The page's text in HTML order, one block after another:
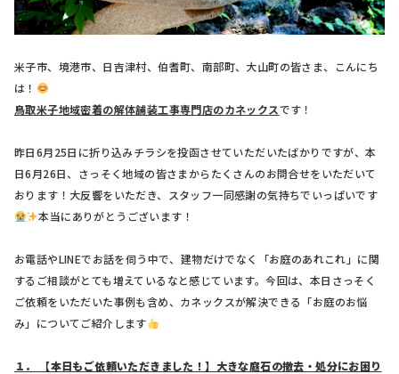
米子市、境港市、日吉津村、伯耆町、南部町、大山町の皆さま、こんにち
は！
鳥取米子地域密着の解体舗装工事専門店のカネックスです！
昨日6月25日に折り込みチラシを投函させていただいたばかりですが、本
日6月26日、さっそく地域の皆さまからたくさんのお問合せをいただいて
おります！大反響をいただき、スタッフ一同感謝の気持ちでいっぱいです
本当にありがとうございます！
お電話やLINEでお話を伺う中で、建物だけでなく「お庭のあれこれ」に関
するご相談がとても増えているなと感じています。今回は、本日さっそく
ご依頼をいただいた事例も含め、カネックスが解決できる「お庭のお悩
み」についてご紹介します
１ ．
【本日もご依頼いただきました！】大きな庭石の撤去・処分にお困り